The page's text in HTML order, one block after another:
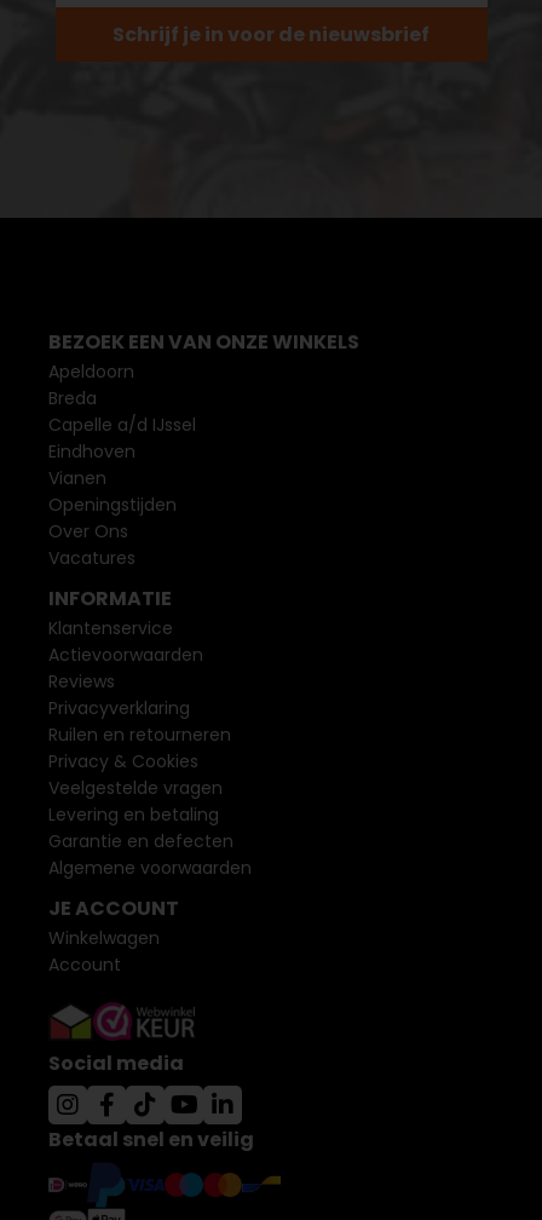
Schrijf je in voor de nieuwsbrief
BEZOEK EEN VAN ONZE WINKELS
Apeldoorn
Breda
Capelle a/d IJssel
Eindhoven
Vianen
Openingstijden
Over Ons
Vacatures
INFORMATIE
Klantenservice
Actievoorwaarden
Reviews
Privacyverklaring
Ruilen en retourneren
Privacy & Cookies
Veelgestelde vragen
Levering en betaling
Garantie en defecten
Algemene voorwaarden
JE ACCOUNT
Winkelwagen
Account
Social media
Betaal snel en veilig